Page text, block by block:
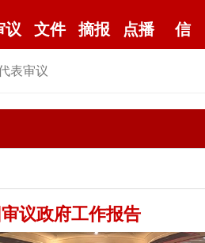
议 文件 摘报 点播 信
表审议
议政府工作报告